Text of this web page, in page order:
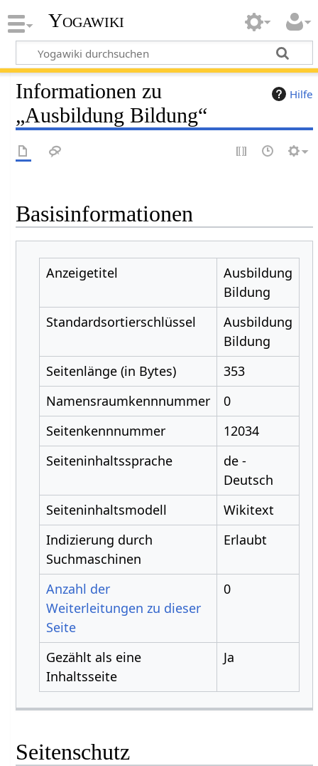
Yogawiki
Hilfe
Informationen zu
„Ausbildung Bildung“
Basisinformationen
Anzeigetitel
Ausbildung
Bildung
Standardsortierschlüssel
Ausbildung
Bildung
Seitenlänge (in Bytes)
353
Namensraumkennnummer
0
Seitenkennnummer
12034
Seiteninhaltssprache
de -
Deutsch
Seiteninhaltsmodell
Wikitext
Indizierung durch
Suchmaschinen
Erlaubt
Anzahl der
Weiterleitungen zu dieser
Seite
0
Gezählt als eine
Inhaltsseite
Ja
Seitenschutz